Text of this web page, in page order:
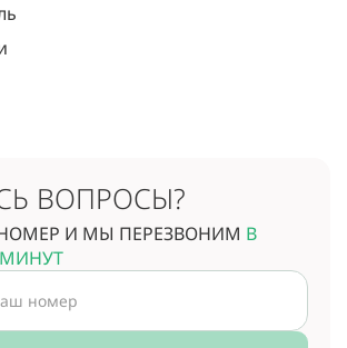
ВОПРОСЫ?
И МЫ ПЕРЕЗВОНИМ В